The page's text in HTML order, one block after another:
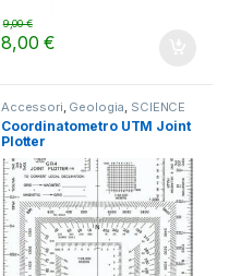
8,00€
9,00€
Accessori Geologia SCIENCE
Coordinatometro UTM Joint
Plotter